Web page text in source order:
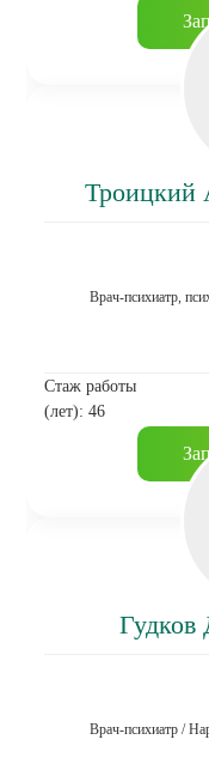
Троицкий
Врач-психиатр,
Стаж работы
(лет): 46
Врач-психиатр /